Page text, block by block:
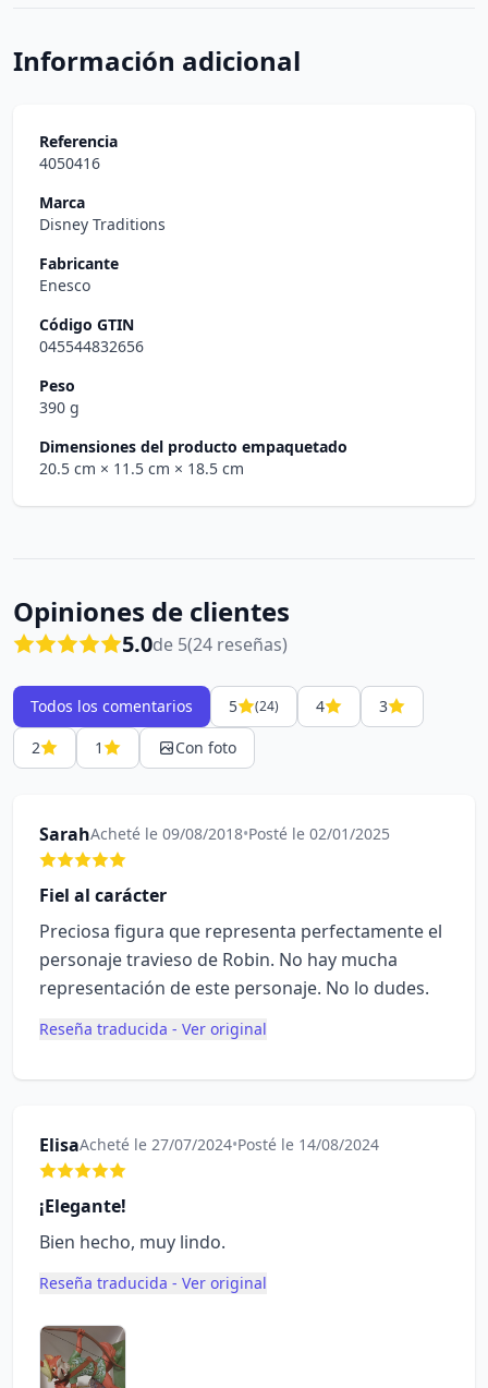
Información adicional
Referencia
4050416
Marca
Disney Traditions
Fabricante
Enesco
Código GTIN
045544832656
Peso
390 g
Dimensiones del producto empaquetado
20.5 cm × 11.5 cm × 18.5 cm
Opiniones de clientes
5.0de 5(24 reseñas)
Todos los comentarios 5 (24) 4
3
2
1 Con foto
SarahAcheté le 09/08/2018•Posté le 02/01/2025
Fiel al carácter
Preciosa figura que representa perfectamente el
personaje travieso de Robin. No hay mucha
representación de este personaje. No lo dudes.
Reseña traducida - Ver original
ElisaAcheté le 27/07/2024•Posté le 14/08/2024
¡Elegante!
Bien hecho, muy lindo.
Reseña traducida - Ver original